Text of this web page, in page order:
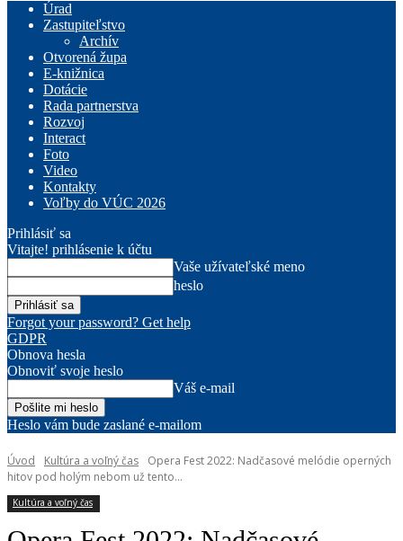
Úrad
Zastupiteľstvo
Archív
Otvorená župa
E-knižnica
Dotácie
Rada partnerstva
Rozvoj
Interact
Foto
Video
Kontakty
Voľby do VÚC 2026
Prihlásiť sa
Vitajte! prihlásenie k účtu
Vaše užívateľské meno
heslo
Forgot your password? Get help
GDPR
Obnova hesla
Obnoviť svoje heslo
Váš e-mail
Heslo vám bude zaslané e-mailom
Úvod Kultúra a voľný čas
Opera Fest 2022: Nadčasové melódie operných
hitov pod holým nebom už tento...
Kultúra a voľný čas